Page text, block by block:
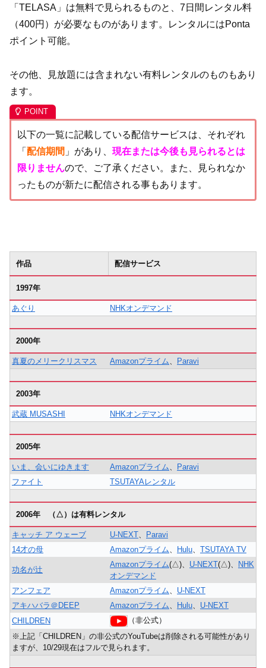
「TELASA」は無料で見られるものと、7日間レンタル料
（400円）が必要なものがあります。レンタルにはPonta
ポイント可能。
その他、見放題には含まれない有料レンタルのものもあり
ます。
以下の一覧に記載している配信サービスは、それぞれ
「 配信期間 」があり、 現在または今後も見られるとは
限りませんので、ご了承ください。また、見られなか
ったものが新たに配信される事もあります。
作品 配信サービス
1997年
あぐり NHKオンデマンド
2000年
真夏のメリークリスマス Amazonプライム、 Paravi
2003年
武蔵 MUSASHI NHKオンデマンド
2005年
いま、会いにゆきます Amazonプライム、
Paravi
ファイト
TSUTAYAレンタル
2006年 （△）は有料レンタル
キャッチ ア ウェーブ U-NEXT、
Paravi
14才の母
Amazonプライム、 Hulu、 TSUTAYA TV
功名が辻
Amazonプライム(△)、 U-NEXT(△)、
NHK
オンデマンド
アンフェア
Amazonプライム、 U-NEXT
アキハバラ＠DEEP
Amazonプライム、 Hulu、 U-NEXT
CHILDREN
（非公式）
※上記「CHILDREN」の非公式のYouTubeは削除される可能性があり
ますが、10/29現在はフルで見られます。